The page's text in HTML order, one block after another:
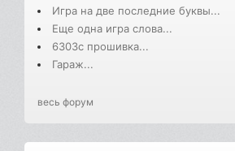
Игра на две последние буквы...
Еще одна игра слова...
6303с прошивка...
Гараж...
весь форум